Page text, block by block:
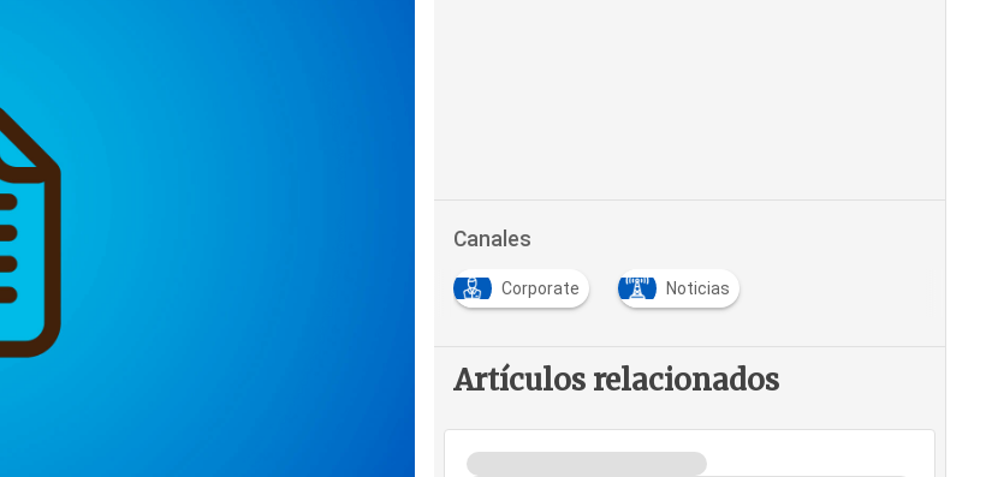
Canales
Corporate Noticias
Artículos relacionados